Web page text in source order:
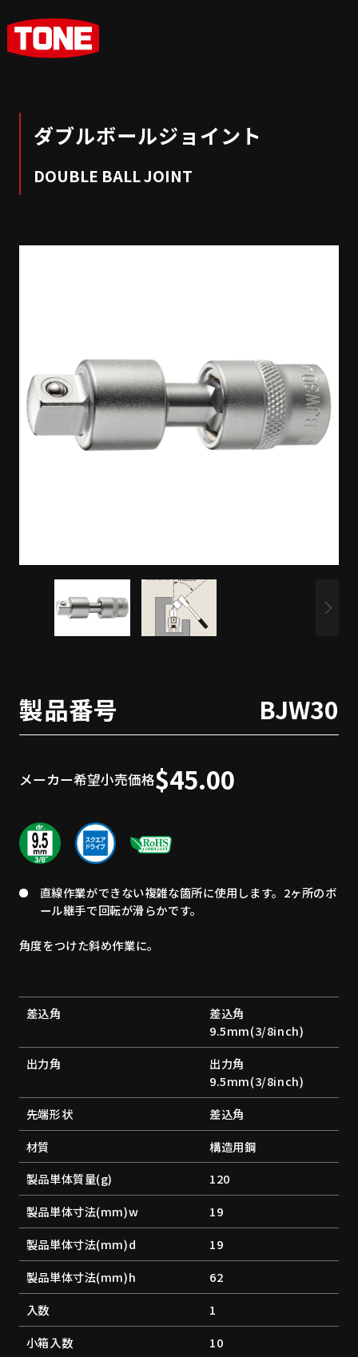
ダブルボールジョイント
DOUBLE BALL JOINT
製品番号 BJW30
メーカー希望小売価格$45.00
直線作業ができない複雑な箇所に使用します。2ヶ所のボ
ール継手で回転が滑らかです。
角度をつけた斜め作業に。
差込角
差込角
9.5mm(3/8inch)
出力角
出力角
9.5mm(3/8inch)
先端形状
差込角
材質
構造用鋼
製品単体質量(g)
120
製品単体寸法(mm)w
19
製品単体寸法(mm)d
19
製品単体寸法(mm)h
62
入数
1
小箱入数
10